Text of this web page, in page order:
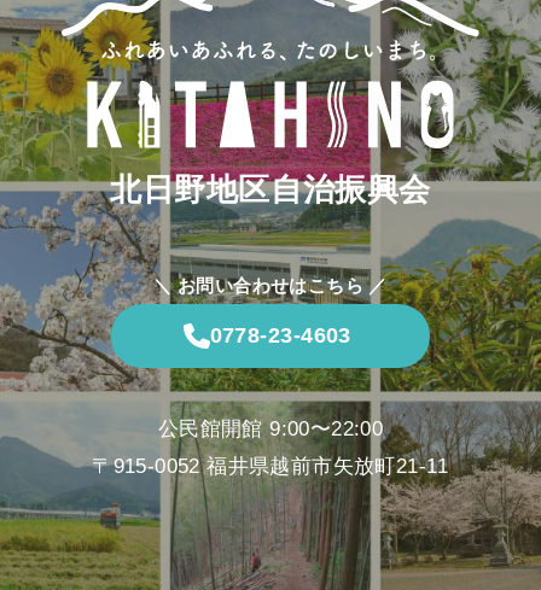
北日野地区自治振興会
＼ お問い合わせはこちら ／
0778-23-4603
公民館開館 9:00〜22:00
〒915-0052 福井県越前市矢放町21-11